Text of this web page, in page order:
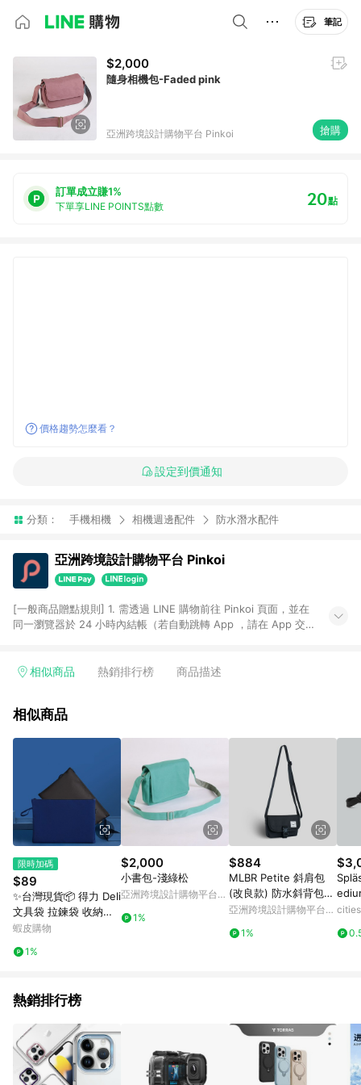
筆記
$2,000
隨身相機包-Faded pink
亞洲跨境設計購物平台 Pinkoi 搶購
訂單成立賺1%
下單享LINE POINTS點數 20點
價格趨勢怎麼看？
設定到價通知
分類： 手機相機 相機週邊配件 防水潛水配件
亞洲跨境設計購物平台 Pinkoi
[一般商品贈點規則] 1. 需透過 LINE 購物前往 Pinkoi 頁面，並在
同一瀏覽器於 24 小時內結帳（若自動跳轉 App ，請在 App 交
回饋訂單不得享有 Pinkoi 站方優惠，例如首購優惠，P coins，
行為，不具贈點資格，部分退款不在此限。 6. APP 請更新至
貨後 45 天後發送。 8. 群眾募資商品，禮物卡，開館保證金，補
運費，攤位費等不具贈點資格。 9. LINE 購物站上之商品規格、
顏色、價位、贈品如與 Pinkoi 商品資訊頁及購物車不符，以
Pinkoi 購物商品資訊頁及購物車標示為準。 10. 點數紅包使用規
則請以點數紅包活動說明為準。 11. 若於 LINE 購物前往 Pinkoi
頁面後才首次下載 Pinkoi APP 並完成訂單，不符合導購資格；承
上，首次下載 Pinkoi APP 後，需透過 LINE 購物前往 Pinkoi 頁
相似商品 熱銷排行榜 商品描述
相似商品
限時加碼
$89
✨台灣現貨📦 得力 Deli
文具袋 拉鍊袋 收納袋
公文袋 書袋 A4收納袋
蝦皮購物
1%
$2,000
小書包-淺綠松
亞洲跨境設計購物平台
1%
$884
MLBR Petite 斜肩包
(改良款) 防水斜背包
胸包
亞洲跨境設計購物平台
1%
包
熱銷排行榜